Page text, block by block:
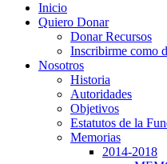
Inicio
Quiero Donar
Donar Recursos
Inscribirme como
Nosotros
Historia
Autoridades
Objetivos
Estatutos de la
Memorias
2014-2018